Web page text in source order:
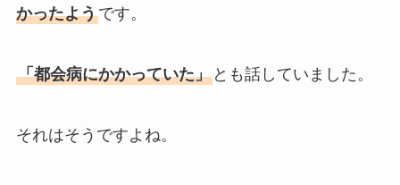
かったようです。
「都会病にかかっていた」とも話していました。
それはそうですよね。